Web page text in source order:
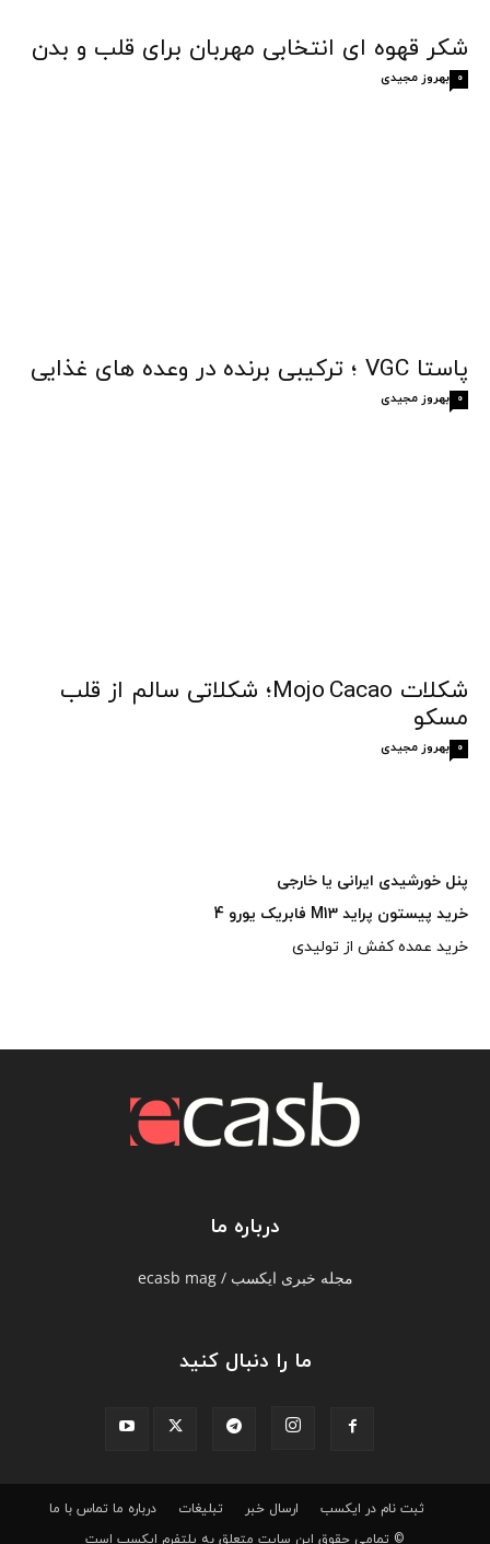
شکر قهوه‌ ای انتخابی مهربان برای قلب و بدن
بهروز مجیدی 0
پاستا VGC ؛ ترکیبی برنده در وعده های غذایی
بهروز مجیدی 0
شکلات Mojo Cacao؛ شکلاتی سالم از قلب
مسکو
بهروز مجیدی 0
پنل خورشیدی ایرانی یا خارجی
خرید پیستون پراید M13 فابریک یورو 4
خرید عمده کفش از تولیدی
درباره ما
مجله خبری ایکسب / ecasb mag
ما را دنبال کنید
ثبت نام در ایکسب ارسال خبر تبلیغات درباره ما تماس با ما
© تمامی حقوق این سایت متعلق به پلتفرم ایکسب است